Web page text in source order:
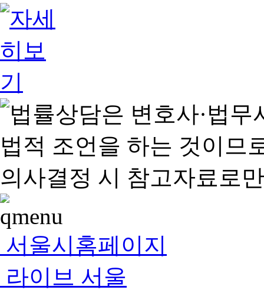
서울시홈페이지
라이브 서울